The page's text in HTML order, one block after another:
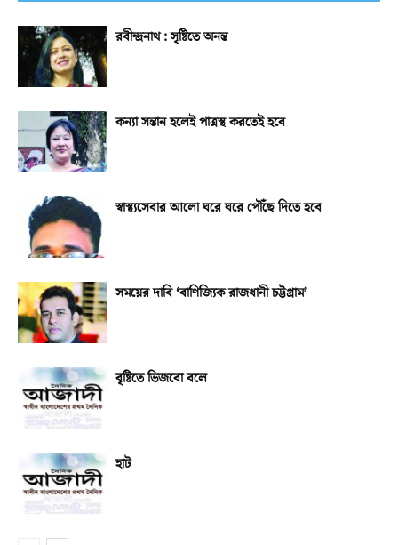
রবীন্দ্রনাথ : সৃষ্টিতে অনন্ত
কন্যা সন্তান হলেই পাত্রস্থ করতেই হবে
স্বাস্থ্যসেবার আলো ঘরে ঘরে পৌঁছে দিতে হবে
সময়ের দাবি ‘বাণিজ্যিক রাজধানী চট্টগ্রাম’
বৃষ্টিতে ভিজবো বলে
হাট